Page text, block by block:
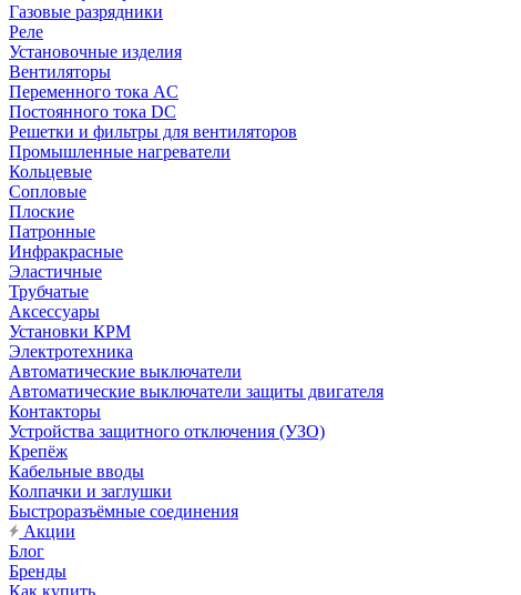
Газовые разрядники
Реле
Установочные изделия
Вентиляторы
Переменного тока AC
Постоянного тока DC
Решетки и фильтры для вентиляторов
Промышленные нагреватели
Кольцевые
Сопловые
Плоские
Патронные
Инфракрасные
Эластичные
Трубчатые
Аксессуары
Установки КРМ
Электротехника
Автоматические выключатели
Автоматические выключатели защиты двигателя
Контакторы
Устройства защитного отключения (УЗО)
Крепёж
Кабельные вводы
Колпачки и заглушки
Быстроразъёмные соединения
Акции
Блог
Бренды
Как купить